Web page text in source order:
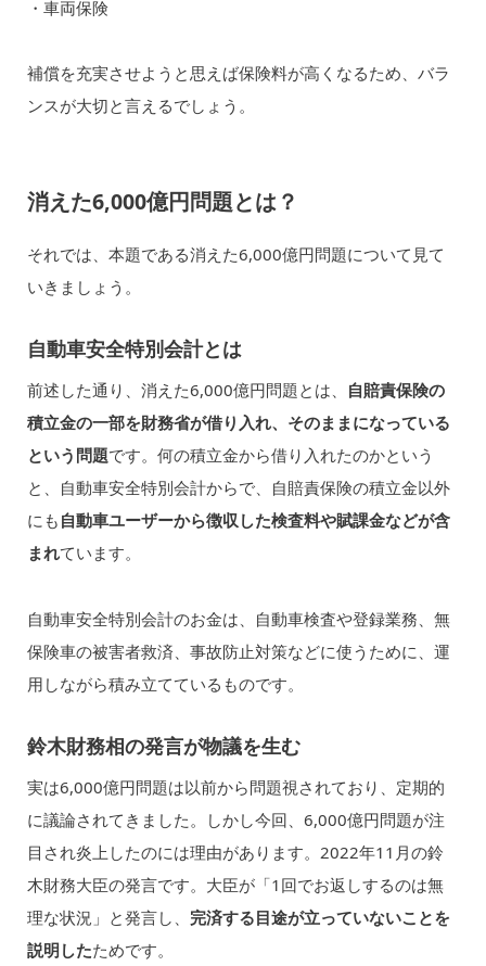
・車両保険
補償を充実させようと思えば保険料が高くなるため、バラ
ンスが大切と言えるでしょう。
消えた6,000億円問題とは？
それでは、本題である消えた6,000億円問題について見て
いきましょう。
自動車安全特別会計とは
前述した通り、消えた6,000億円問題とは、
自賠責保険の
積立金の一部を財務省が借り入れ、そのままになっている
という問題です。何の積立金から借り入れたのかという
と、自動車安全特別会計からで、自賠責保険の積立金以外
にも 自動車ユーザーから徴収した検査料や賦課金などが含
まれています。
自動車安全特別会計のお金は、自動車検査や登録業務、無
保険車の被害者救済、事故防止対策などに使うために、運
用しながら積み立てているものです。
鈴木財務相の発言が物議を生む
実は6,000億円問題は以前から問題視されており、定期的
に議論されてきました。しかし今回、6,000億円問題が注
目され炎上したのには理由があります。2022年11月の鈴
木財務大臣の発言です。大臣が「1回でお返しするのは無
理な状況」と発言し、 完済する目途が立っていないことを
説明したためです。